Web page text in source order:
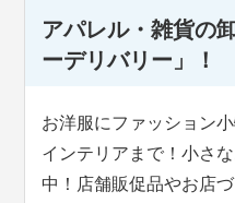
アパレル・雑貨の
ーデリバリー」！
お洋服にファッション
インテリアまで！小さ
中！店舗販促品やお店